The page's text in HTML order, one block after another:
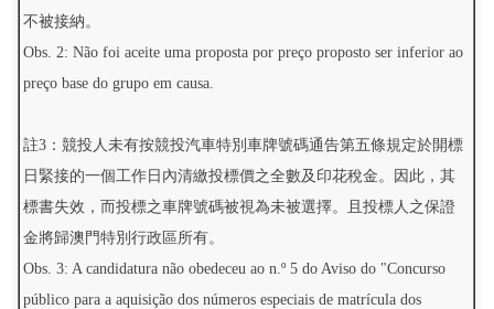
不被接納。
Obs. 2: Não foi aceite uma proposta por preço proposto ser inferior ao
preço base do grupo em causa.
註3：競投人未有按競投汽車特別車牌號碼通告第五條規定於開標
日緊接的一個工作日內清繳投標價之全數及印花稅金。因此，其
標書失效，而投標之車牌號碼被視為未被選擇。且投標人之保證
金將歸澳門特別行政區所有。
Obs. 3: A candidatura não obedeceu ao n.º 5 do Aviso do "Concurso
público para a aquisição dos números especiais de matrícula dos